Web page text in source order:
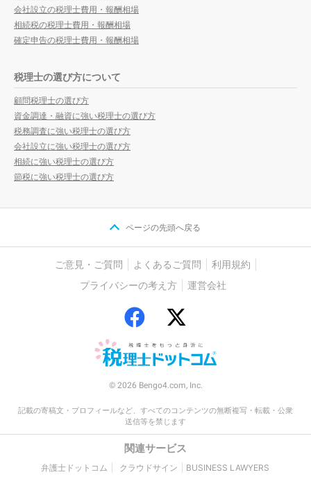
会社設立の税理士費用・報酬相場
相続税の税理士費用・報酬相場
確定申告の税理士費用・報酬相場
税理士の選び方について
顧問税理士の選び方
資金調達・融資に強い税理士の選び方
税務調査に強い税理士の選び方
会社設立に強い税理士の選び方
相続に強い税理士の選び方
節税に強い税理士の選び方
ページの先頭へ戻る
ご意見・ご質問 よくあるご質問
利用規約
プライバシーの考え方
運営会社
© 2026 Bengo4.com, Inc.
記載の寄稿文・プロフィールなど、すべてのコンテンツの無断複写・転載・公衆
送信等を禁じます
関連サービス
弁護士ドットコム クラウドサイン BUSINESS LAWYERS